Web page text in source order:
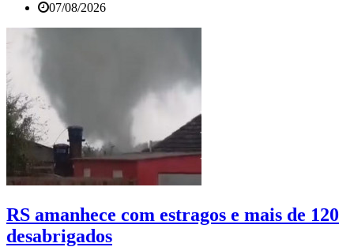
07/08/2026
RS amanhece com estragos e mais de 120
desabrigados